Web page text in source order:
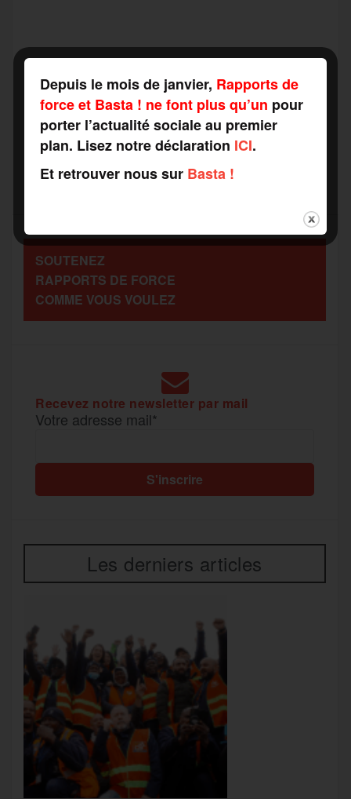
c
e
b
o
k
i
t
t
a
i
l
s
s
l
P
a
r
a
g
e
SOUTENEZ
RAPPORTS DE FORCE
COMME VOUS VOULEZ
Recevez notre newsletter par mail
Votre adresse mail*
Les derniers articles
Depuis le mois de janvier, Rapports de
force et Basta ! ne font plus qu’un pour
porter l’actualité sociale au premier
plan. Lisez notre déclaration ICI.
Et retrouver nous sur Basta !